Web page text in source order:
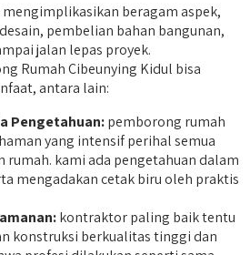
beragam aspek,
pembelian bahan bangunan,
jalan lepas proyek.
Rumah Cibeunying Kidul bisa
antara lain:
Pengetahuan:pemborong rumah
yang intensif perihal semua
rumah. kami ada pengetahuan dalam
mengadakan cetak biru oleh praktis
kontraktor paling baik tentu
konstruksi berkualitas tinggi dan